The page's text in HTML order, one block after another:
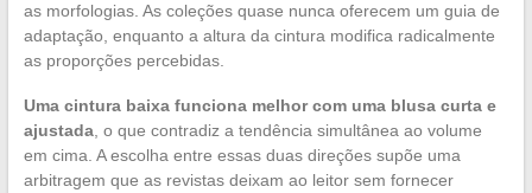
as morfologias. As coleções quase nunca oferecem um guia de
adaptação, enquanto a altura da cintura modifica radicalmente
as proporções percebidas.
Uma cintura baixa funciona melhor com uma blusa curta e
ajustada, o que contradiz a tendência simultânea ao volume
em cima. A escolha entre essas duas direções supõe uma
arbitragem que as revistas deixam ao leitor sem fornecer